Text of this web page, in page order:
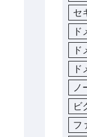
セ
ド
ド
ド
ノ
ビ
フ